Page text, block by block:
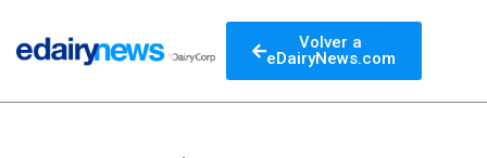
Volver a
eDairyNews.com